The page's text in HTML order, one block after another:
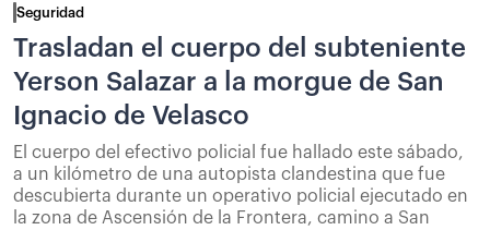
Seguridad
Trasladan el cuerpo del subteniente
Yerson Salazar a la morgue de San
Ignacio de Velasco
El cuerpo del efectivo policial fue hallado este sábado,
a un kilómetro de una autopista clandestina que fue
descubierta durante un operativo policial ejecutado en
la zona de Ascensión de la Frontera, camino a San